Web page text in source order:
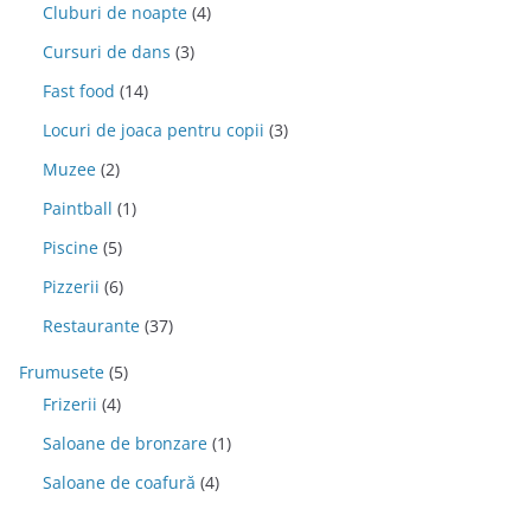
Cluburi de noapte (4)
Cursuri de dans (3)
Fast food (14)
Locuri de joaca pentru copii (3)
Muzee (2)
Paintball (1)
Piscine (5)
Pizzerii (6)
Restaurante (37)
Frumusete (5)
Frizerii (4)
Saloane de bronzare (1)
Saloane de coafură (4)